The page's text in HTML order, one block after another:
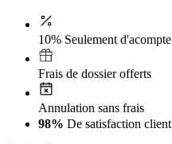
10% Seulement d'acompte
Frais de dossier offerts
Annulation sans frais
98% De satisfaction client